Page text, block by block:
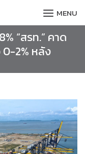
MENU
“สรท.” คาด
2% หลัง